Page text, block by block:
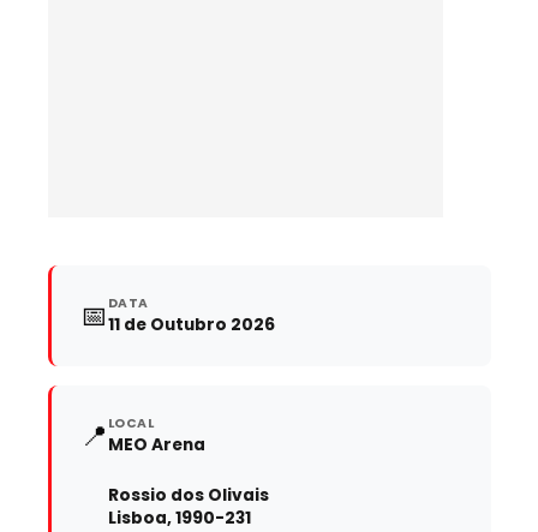
📅 DATA
11 de Outubro 2026
📍 LOCAL
MEO Arena
Rossio dos Olivais
Lisboa, 1990-231